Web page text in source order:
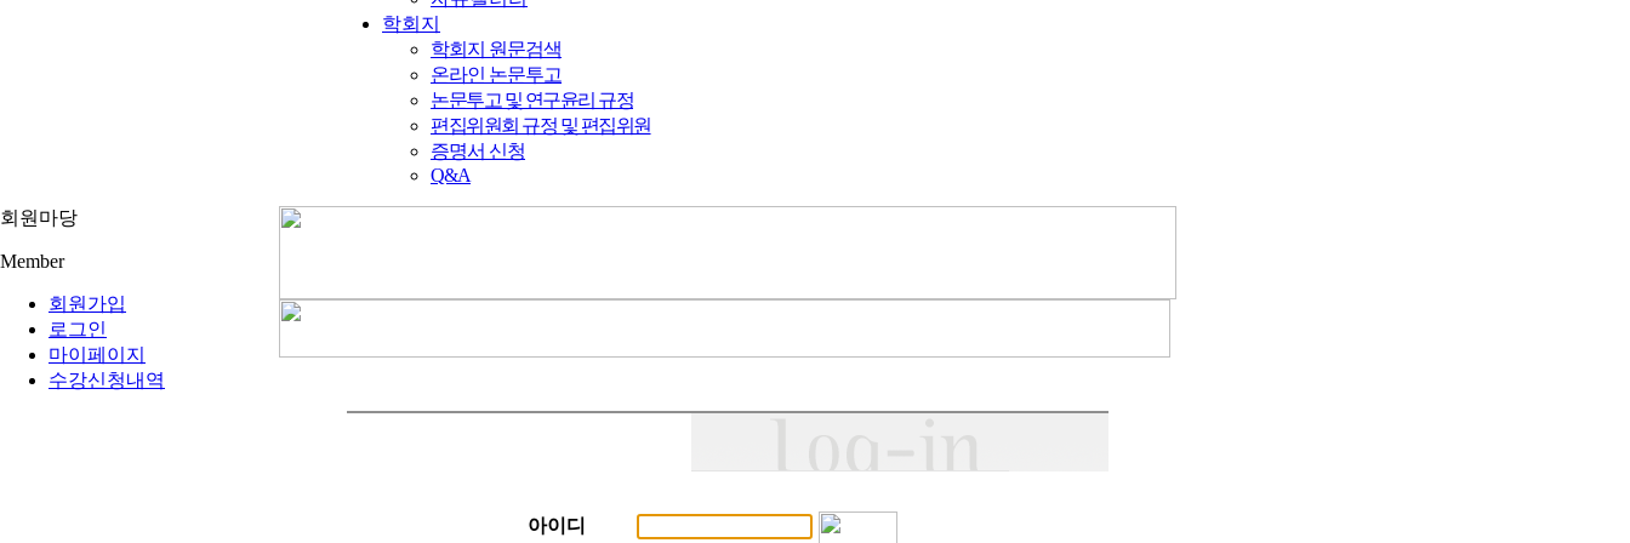
학회지
학회지 원문검색
온라인 논문투고
논문투고 및 연구윤리 규정
편집위원회 규정 및 편집위원
증명서 신청
Q&A
회원마당
Member
회원가입
로그인
마이페이지
수강신청내역
아이디